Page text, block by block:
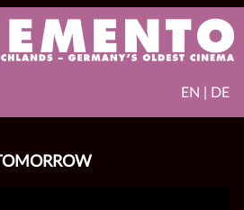
EN | DE
TOMORROW